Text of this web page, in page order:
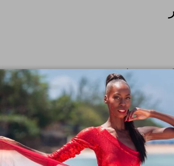
منتجات
اشترِ الآن، وادفع لاحقًا